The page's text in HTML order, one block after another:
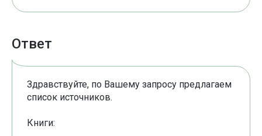
Ответ
Здравствуйте, по Вашему запросу предлагаем
список источников.
Книги: